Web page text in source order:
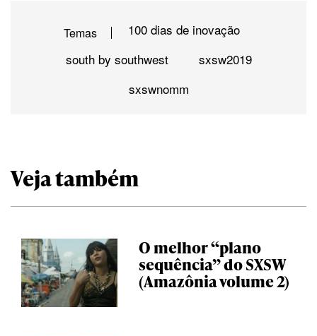
Temas
100 dias de inovação
south by southwest
sxsw2019
sxswnomm
Veja também
O melhor “plano
sequência” do SXSW
(Amazônia volume 2)